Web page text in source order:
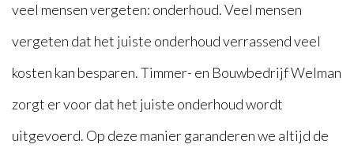
veel mensen vergeten: onderhoud. Veel mensen
vergeten dat het juiste onderhoud verrassend veel
kosten kan besparen. Timmer- en Bouwbedrijf Welman
zorgt er voor dat het juiste onderhoud wordt
uitgevoerd. Op deze manier garanderen we altijd de